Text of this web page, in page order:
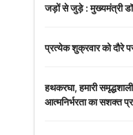
जड़ों से जुड़े : मुख्यमंत्री
प्रत्येक शुक्रवार को दौरे
हथकरघा, हमारी
आत्मनिर्भरता का सशक्त